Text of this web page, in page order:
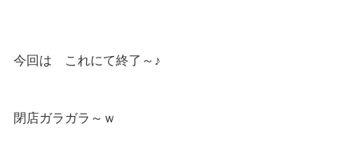
今回は これにて終了～♪
閉店ガラガラ～ｗ